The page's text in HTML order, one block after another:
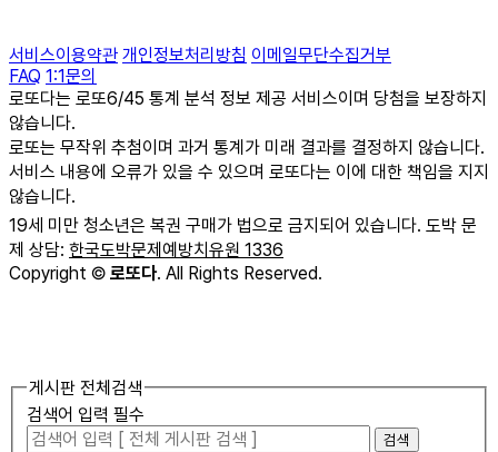
서비스이용약관 개인정보처리방침 이메일무단수집거부
FAQ 1:1문의
로또다는 로또6/45 통계 분석 정보 제공 서비스이며 당첨을 보장하지
않습니다.
로또는 무작위 추첨이며 과거 통계가 미래 결과를 결정하지 않습니다.
서비스 내용에 오류가 있을 수 있으며 로또다는 이에 대한 책임을 지지
않습니다.
19세 미만 청소년은 복권 구매가 법으로 금지되어 있습니다. 도박 문
제 상담: 한국도박문제예방치유원 1336
Copyright © 로또다. All Rights Reserved.
게시판 전체검색
검색어 입력 필수
검색